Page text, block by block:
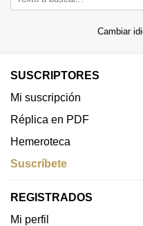
Cambiar
SUSCRIPTORES
Mi suscripción
Réplica en PDF
Hemeroteca
Suscríbete
REGISTRADOS
Mi perfil